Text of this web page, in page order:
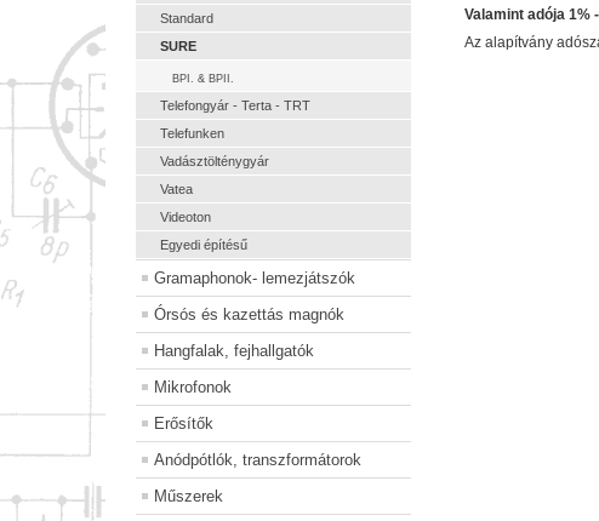
Standard
SURE
BPI. & BPII.
Telefongyár - Terta - TRT
Telefunken
Vadásztölténygyár
Vatea
Videoton
Egyedi építésű
Gramaphonok- lemezjátszók
Órsós és kazettás magnók
Hangfalak, fejhallgatók
Mikrofonok
Erősítők
Anódpótlók, transzformátorok
Műszerek
Valamint adója 1%
Az alapítvány